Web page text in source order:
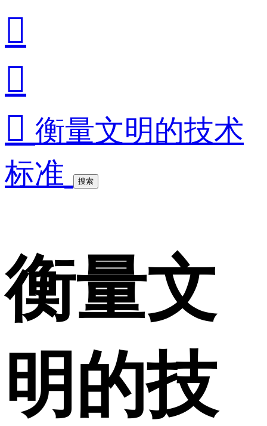


 衡量文明的技术
标准
搜索
衡量文
明的技